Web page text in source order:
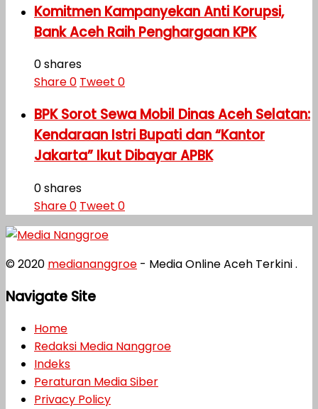
Komitmen Kampanyekan Anti Korupsi,
Bank Aceh Raih Penghargaan KPK
0 shares
Share0 Tweet 0
BPK Sorot Sewa Mobil Dinas Aceh Selatan:
Kendaraan Istri Bupati dan “Kantor
Jakarta” Ikut Dibayar APBK
0 shares
Share0 Tweet 0
© 2020 mediananggroe - Media Online Aceh Terkini .
Navigate Site
Home
Redaksi Media Nanggroe
Indeks
Peraturan Media Siber
Privacy Policy